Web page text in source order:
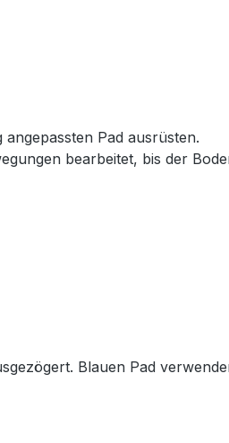
Pad ausrüsten.
bearbeitet, bis der
Blauen Pad